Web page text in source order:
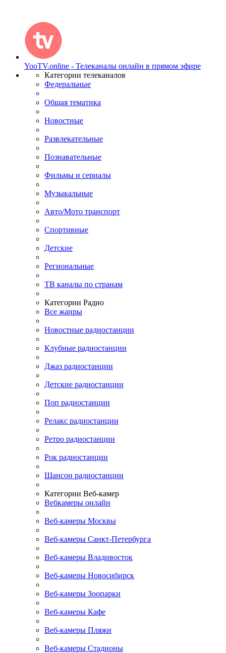
YooTV.online - Телеканалы онлайн в прямом эфире
Категории телеканалов
Федеральные
Общая тематика
Новостные
Развлекательные
Познавательные
Фильмы и сериалы
Музыкальные
Авто/Мото транспорт
Спортивные
Детские
Региональные
ТВ каналы по странам
Категории Радио
Все жанры
Новостные радиостанции
Клубные радиостанции
Джаз радиостанции
Детские радиостанции
Поп радиостанции
Релакс радиостанции
Ретро радиостанции
Рок радиостанции
Шансон радиостанции
Категории Веб-камер
Вебкамеры онлайн
Веб-камеры Москвы
Веб-камеры Санкт-Петербурга
Веб-камеры Владивосток
Веб-камеры Новосибирск
Веб-камеры Зоопарки
Веб-камеры Кафе
Веб-камеры Пляжи
Веб-камеры Стадионы